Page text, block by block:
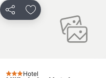
Teilen Zu Favoriten
Hotel